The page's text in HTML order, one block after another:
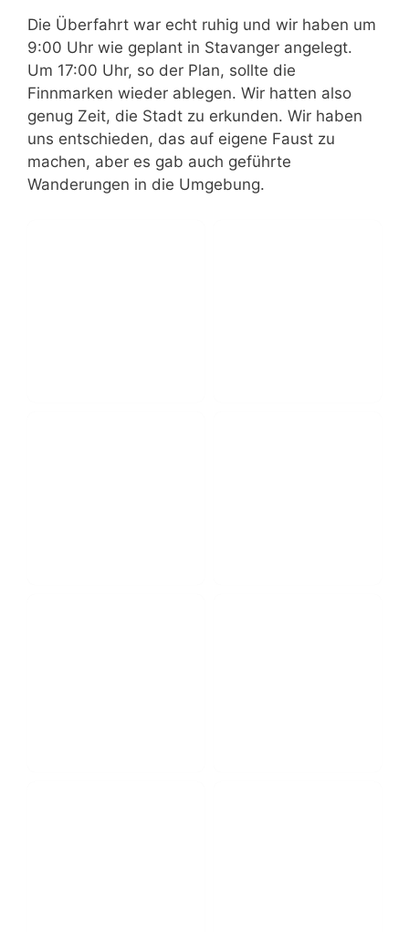
Die Überfahrt war echt ruhig und wir haben um
9:00 Uhr wie geplant in Stavanger angelegt.
Um 17:00 Uhr, so der Plan, sollte die
Finnmarken wieder ablegen. Wir hatten also
genug Zeit, die Stadt zu erkunden. Wir haben
uns entschieden, das auf eigene Faust zu
machen, aber es gab auch geführte
Wanderungen in die Umgebung.